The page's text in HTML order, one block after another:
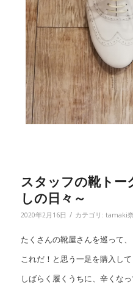
スタッフの靴ト
しの日々～
2020年2月16日 / カテゴリ: tamaki
たくさんの靴屋さんを巡って、
これだ！と思う一足を購入して
しばらく履くうちに、辛くな